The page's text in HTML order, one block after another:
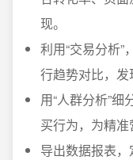
现。
利用“交易分析
行趋势对比，发
用“人群分析”
买行为，为精准
导出数据报表